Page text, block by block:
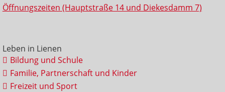
Öffnungszeiten (Hauptstraße 14 und Diekesdamm 7)
Leben in Lienen
Bildung und Schule
Familie, Partnerschaft und Kinder
Freizeit und Sport